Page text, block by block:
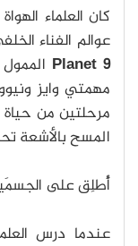
كان العلماء
عوالم الفناء
Planet 9
مهمتي وايز
مرحلتين من
المسح بالأشعة
أُطلِق على الجسمَين
عندما درس